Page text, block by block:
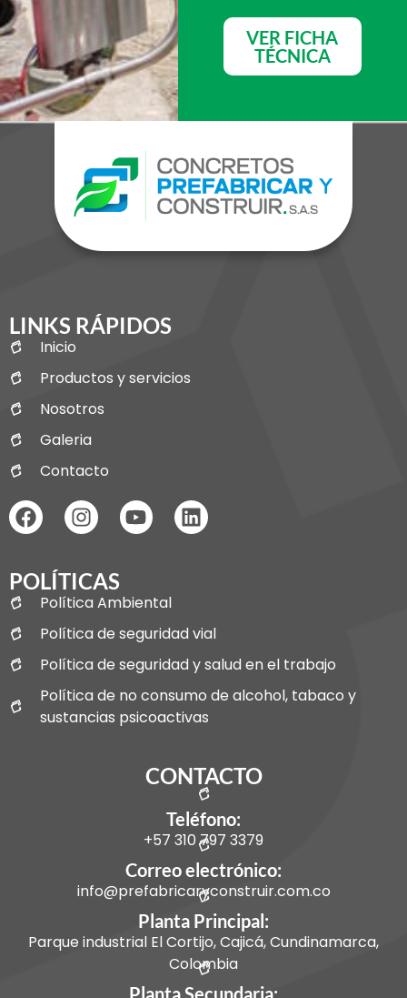
VER FICHA
TÉCNICA
LINKS RÁPIDOS
Inicio
Productos y servicios
Nosotros
Galeria
Contacto
POLÍTICAS
Política Ambiental
Política de seguridad vial
Política de seguridad y salud en el trabajo
Política de no consumo de alcohol, tabaco y
sustancias psicoactivas
CONTACTO
Teléfono:
+57 310 797 3379
Correo electrónico:
info@prefabricaryconstruir.com.co
Planta Principal:
Parque industrial El Cortijo, Cajicá, Cundinamarca,
Colombia
Planta Secundaria: